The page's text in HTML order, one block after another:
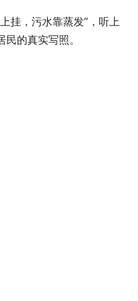
挂，污水靠蒸发”，听上
的真实写照。